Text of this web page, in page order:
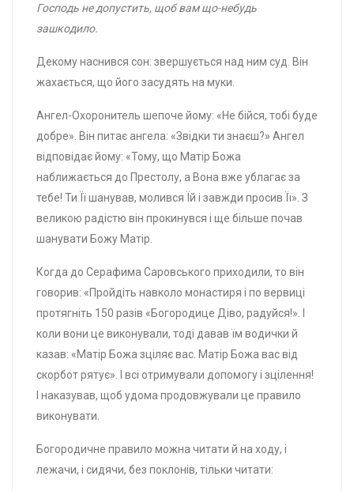
Господь не допустить, щоб вам що-небудь
зашкодило.
Декому наснився сон: звершується над ним суд. Він
жахається, що його засудять на муки.
Ангел-Охоронитель шепоче йому: «Не бійся, тобі буде
добре». Він питає ангела: «Звідки ти знаєш?» Ангел
відповідає йому: «Тому, що Матір Божа
наближається до Престолу, а Вона вже ублагає за
тебе! Ти Її шанував, молився Їй і завжди просив Її». З
великою радістю він прокинувся і ще більше почав
шанувати Божу Матір.
Когда до Серафима Саровського приходили, то він
говорив: «Пройдіть навколо монастиря і по вервиці
протягніть 150 разів «Богородице Діво, радуйся!». І
коли вони це виконували, тоді давав їм водички й
казав: «Матір Божа зціляє вас. Матір Божа вас від
скорбот рятує». І всі отримували допомогу і зцілення!
І наказував, щоб удома продовжували це правило
виконувати.
Богородичне правило можна читати й на ходу, і
лежачи, і сидячи, без поклонів, тільки читати: